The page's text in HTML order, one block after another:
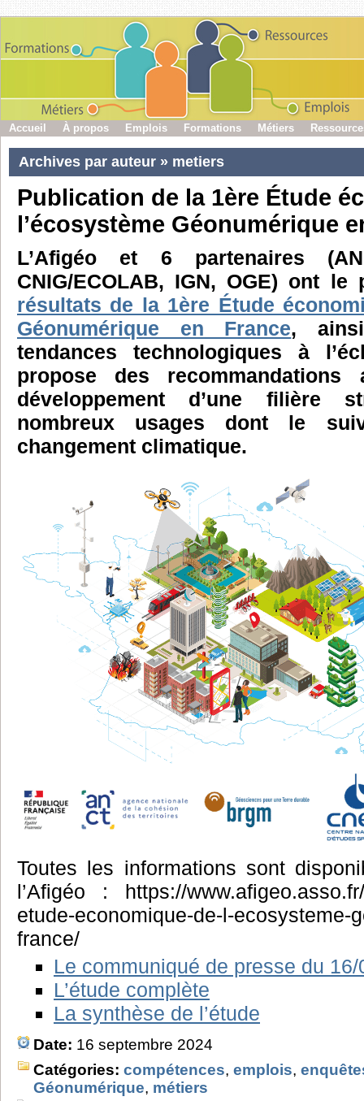
Accueil À propos Emplois Formations Métiers
Archives par auteur » metiers
Publication de la 1ère Étude
l’écosystème Géonumérique
L’Afigéo et 6 partenaires
CNIG/ECOLAB, IGN, OGE) ont
résultats de la 1ère Étude
Géonumérique en France,
tendances technologiques à
propose des
développement d’une filière
nombreux usages dont le
changement climatique.
Toutes les informations sont
l’Afigéo : https://
etude-economique-de-l-ecosysteme-
france/
Le communiqué de presse du
L’étude complète
La synthèse de l’étude
Date: 16 septembre 2024
Catégories: compétences, emplois,
Géonumérique, métiers